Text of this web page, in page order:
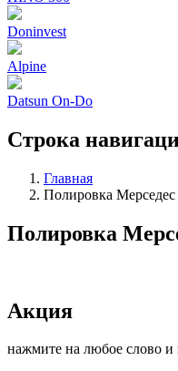
Doninvest
Alpine
Datsun On-Do
Строка
Главная
Полировка
Полировка
Акция
нажмите на любое слово и